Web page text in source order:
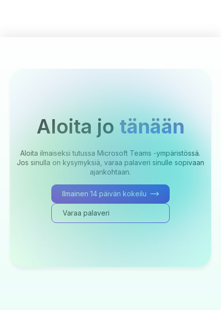
Aloita jo tänään
Aloita ilmaiseksi tutussa Microsoft Teams -ympäristössä.
Jos sinulla on kysymyksiä, varaa palaveri sinulle sopivaan
ajankohtaan.
Ilmainen 14 päivän kokeilu
Varaa palaveri